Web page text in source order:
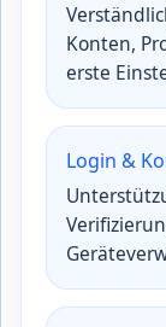
Konten,
erste
Login &